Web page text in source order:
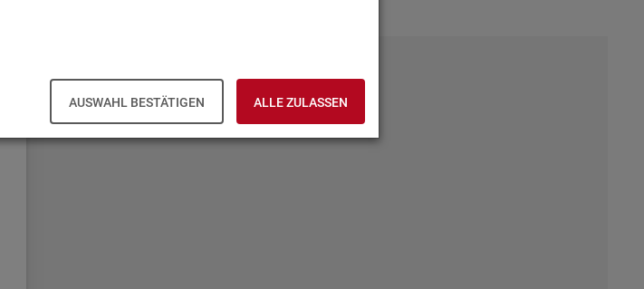
AUSWAHL BESTÄTIGEN ALLE ZULASSEN